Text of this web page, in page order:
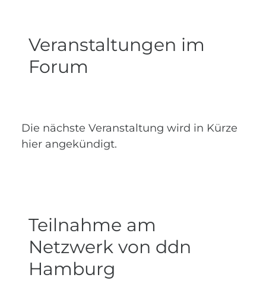
Veranstaltungen im
Forum
Die nächste Veranstaltung wird in Kürze
hier angekündigt.
Teilnahme am
Netzwerk von ddn
Hamburg